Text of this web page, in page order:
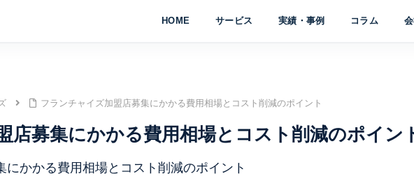
HOME サービス 実績・事例 コラム
フランチャイズ加盟店募集にかかる費用相場とコスト削減のポイント
店募集にかかる費用相場とコスト削減のポイン